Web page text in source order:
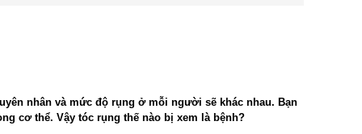
nhân và mức độ rụng ở mỗi người sẽ khác nhau. Bạn
cơ thể. Vậy tóc rụng thế nào bị xem là bệnh?